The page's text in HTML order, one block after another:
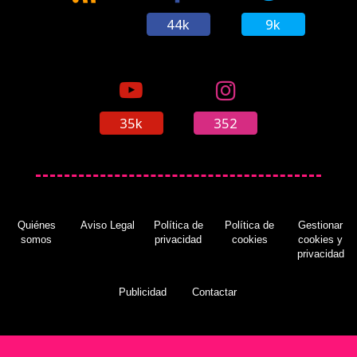
44k 9k
35k 352
Quiénes
somos
Aviso Legal
Política de
privacidad
Política de
cookies
Gestionar
cookies y
privacidad
Publicidad Contactar